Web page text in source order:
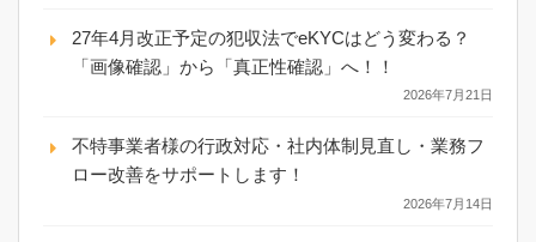
27年4月改正予定の犯収法でeKYCはどう変わる？
「画像確認」から「真正性確認」へ！！
2026年7月21日
不特事業者様の行政対応・社内体制見直し・業務フ
ロー改善をサポートします！
2026年7月14日